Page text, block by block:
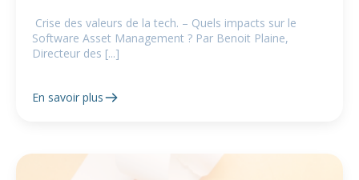
Crise des valeurs de la tech. – Quels impacts sur le
Software Asset Management ? Par Benoit Plaine,
Directeur des [...]
En savoir plus